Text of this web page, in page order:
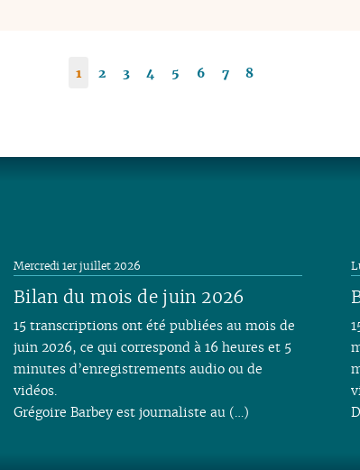
1 2 3 4 5 6 7 8
Bilan du mois de juin 2026
Mercredi 1er juillet 2026
15 transcriptions ont été publiées au mois de
juin 2026, ce qui correspond à 16 heures et 5
minutes d’enregistrements audio ou de
vidéos.
Grégoire Barbey est journaliste au (…)